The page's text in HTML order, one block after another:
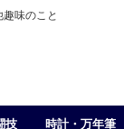
味のこと
技 時計・万年筆